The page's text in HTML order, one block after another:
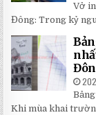
Vở
Đông: Trong kỷ
Khi mùa khai